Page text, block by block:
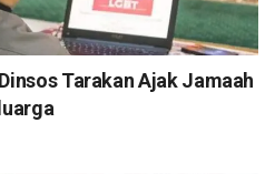
Tarakan Ajak Jamaah